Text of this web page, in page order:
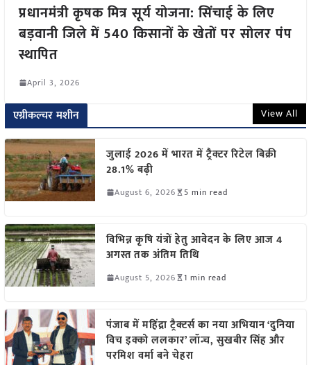
प्रधानमंत्री कृषक मित्र सूर्य योजना: सिंचाई के लिए
बड़वानी जिले में 540 किसानों के खेतों पर सोलर पंप
स्थापित
April 3, 2026
एग्रीकल्चर मशीन View All
जुलाई 2026 में भारत में ट्रैक्टर रिटेल बिक्री
28.1% बढ़ी
August 6, 2026 5 min read
विभिन्न कृषि यंत्रों हेतु आवेदन के लिए आज 4
अगस्त तक अंतिम तिथि
August 5, 2026 1 min read
पंजाब में महिंद्रा ट्रैक्टर्स का नया अभियान ‘दुनिया
विच इक्को ललकार’ लॉन्च, सुखबीर सिंह और
परमिश वर्मा बने चेहरा